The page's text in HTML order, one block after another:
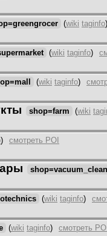
(wiki taginfo)
(wiki taginfo)
(wiki taginfo)
shop=farm (wiki
) смотреть POI
(wiki taginfo)
(wiki taginfo) смотреть